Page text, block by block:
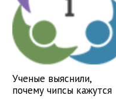
Ученые выяснили,
почему чипсы кажутся